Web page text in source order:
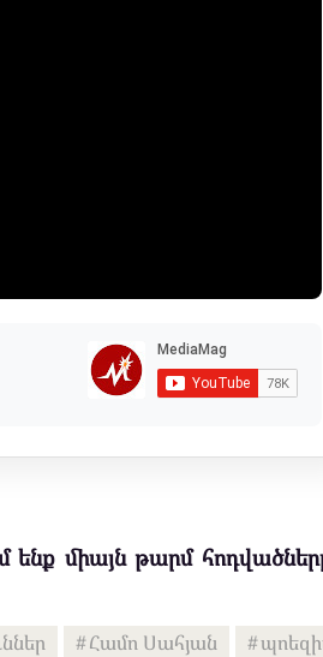
ենք միայն թարմ
Համո Սահյան